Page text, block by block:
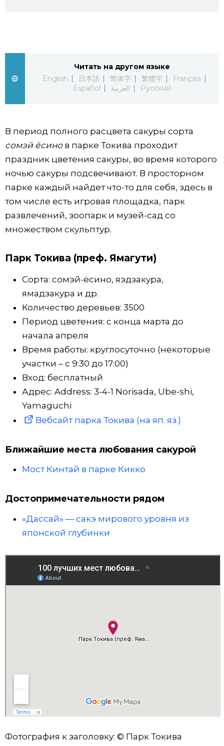
Токио
От редакции
Читать на другом языке
English
日本語 简体字 繁體字
Français
Español
العربية Русский
В период полного расцвета сакуры сорта
сомэй ёсинов парке Токива проходит
праздник цветения сакуры, во время которого
ночью сакуры подсвечивают. В просторном
парке каждый найдет что-то для себя, здесь в
том числе есть игровая площадка, парк
развлечений, зоопарк и музей-сад со
множеством скульптур.
Парк Токива (преф. Ямагути)
Сорта: сомэй-ёсино, яэдзакура,
ямадзакура и др.
Количество деревьев: 3500
Период цветения: с конца марта до
начала апреля
Время работы: круглосуточно (некоторые
участки – с 9:30 до 17:00)
Вход: бесплатный
Адрес: Address: 3-4-1 Norisada, Ube-shi,
Yamaguchi
Вебсайт парка Токива (на яп. яз.)
Ближайшие места любования сакурой
Мост Кинтай в парке Кикко
Достопримечательности рядом
«Дассай» — сакэ мирового уровня из
японской глубинки
Фотография к заголовку: © Парк Токива